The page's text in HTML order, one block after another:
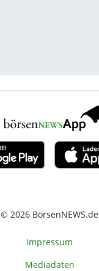
© 2026 BörsenNEWS.de
Impressum
Mediadaten